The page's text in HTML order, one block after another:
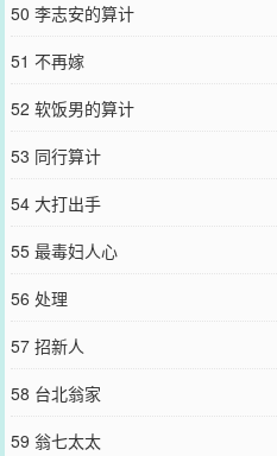
50 李志安的算计
51 不再嫁
52 软饭男的算计
53 同行算计
54 大打出手
55 最毒妇人心
56 处理
57 招新人
58 台北翁家
59 翁七太太